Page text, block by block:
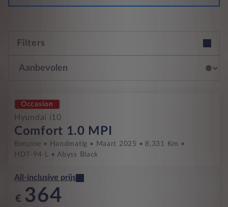
Filters
Occasion
Hyundai i10
Comfort 1.0 MPI
Benzine Handmatig Maart 2025
8,331 Km
HDT-94-L
Abyss Black
All-inclusive prijs
€ 364